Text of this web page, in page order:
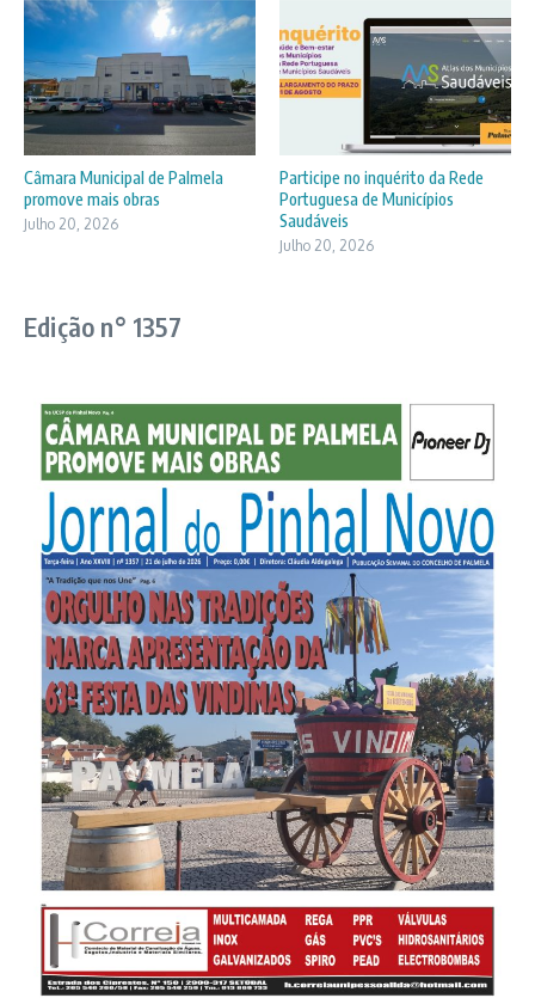
Câmara Municipal de Palmela
promove mais obras
Julho 20, 2026
Participe no inquérito da Rede
Portuguesa de Municípios
Saudáveis
Julho 20, 2026
Edição n° 1357